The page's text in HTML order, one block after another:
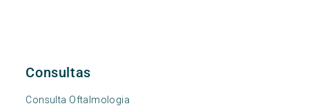
Consultas
Consulta Oftalmologia